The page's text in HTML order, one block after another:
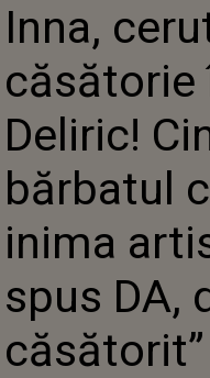
Inna,
căsătorie
Deliric!
bărbatul
inima
spus DA,
căsătorit”